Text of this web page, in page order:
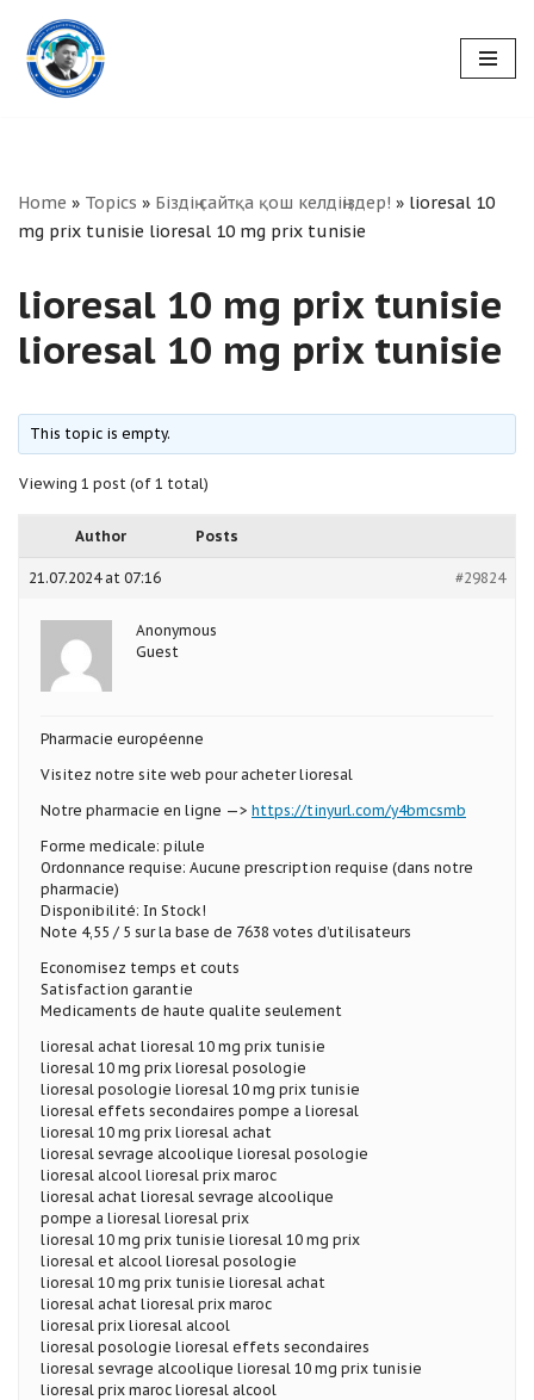
Skip
to
Home » Topics » Біздің сайтқа қош келдіңіздер! » lioresal 10
mg prix tunisie lioresal 10 mg prix tunisie
lioresal 10 mg prix tunisie
lioresal 10 mg prix tunisie
This topic is empty.
Viewing 1 post (of 1 total)
Author Posts
21.07.2024 at 07:16 #29824
Anonymous
Guest
Pharmacie européenne
Visitez notre site web pour acheter lioresal
Notre pharmacie en ligne —> https://tinyurl.com/y4bmcsmb
Forme medicale: pilule
Ordonnance requise: Aucune prescription requise (dans notre
pharmacie)
Disponibilité: In Stock!
Note 4,55 / 5 sur la base de 7638 votes d’utilisateurs
Economisez temps et couts
Satisfaction garantie
Medicaments de haute qualite seulement
lioresal achat lioresal 10 mg prix tunisie
lioresal 10 mg prix lioresal posologie
lioresal posologie lioresal 10 mg prix tunisie
lioresal effets secondaires pompe a lioresal
lioresal 10 mg prix lioresal achat
lioresal sevrage alcoolique lioresal posologie
lioresal alcool lioresal prix maroc
lioresal achat lioresal sevrage alcoolique
pompe a lioresal lioresal prix
lioresal 10 mg prix tunisie lioresal 10 mg prix
lioresal et alcool lioresal posologie
lioresal 10 mg prix tunisie lioresal achat
lioresal achat lioresal prix maroc
lioresal prix lioresal alcool
lioresal posologie lioresal effets secondaires
lioresal sevrage alcoolique lioresal 10 mg prix tunisie
lioresal prix maroc lioresal alcool